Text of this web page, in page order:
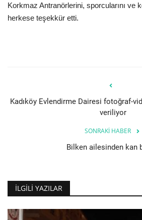
Korkmaz Antranörlerini, sporcularını ve
herkese teşekkür etti.
Kadıköy Evlendirme Dairesi fotoğraf-
veriliyor
SONRAKI HABER
Bilken ailesinden kan
İLGILI YAZILAR